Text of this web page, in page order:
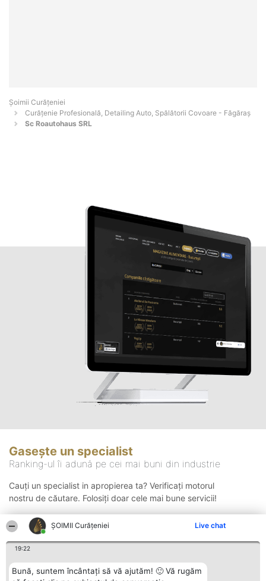
ȘOIMII Curățeniei Live chat
19:22
Bună, suntem încântați să vă ajutăm! 🙂 Vă rugăm
Șoimii Curățeniei
Curățenie Profesională, Detailing Auto, Spălătorii Covoare - Făgăraş
Sc Roautohaus SRL
Gasește un specialist
Ranking-ul îi adună pe cei mai buni din industrie
Cauți un specialist in apropierea ta? Verificați motorul
nostru de căutare. Folosiți doar cele mai bune servicii!